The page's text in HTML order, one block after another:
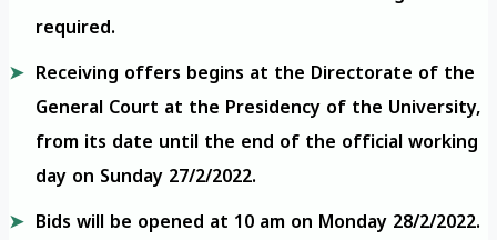
required.
Receiving offers begins at the Directorate of the
General Court at the Presidency of the University,
from its date until the end of the official working
day on Sunday 27/2/2022.
Bids will be opened at 10 am on Monday 28/2/2022.